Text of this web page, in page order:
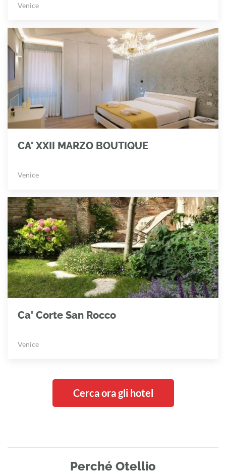
Venice
CA' XXII MARZO BOUTIQUE
Venice
Ca' Corte San Rocco
Venice
Cerca ora gli hotel
Perché Otellio